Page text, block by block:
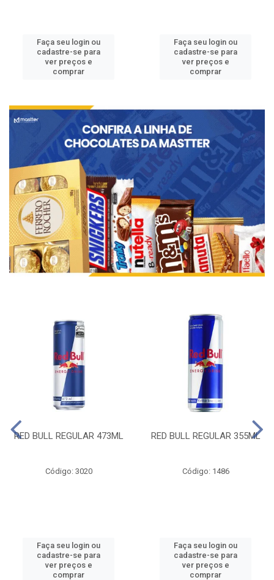
Faça seu login ou
cadastre-se para
ver preços e
comprar
Faça seu login ou
cadastre-se para
ver preços e
comprar
RED BULL REGULAR 473ML
Código: 3020
Faça seu login ou
cadastre-se para
ver preços e
comprar
RED BULL REGULAR 355ML
Código: 1486
Faça seu login ou
cadastre-se para
ver preços e
comprar